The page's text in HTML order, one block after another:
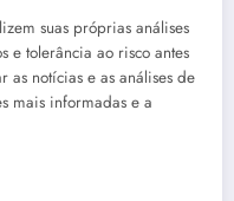
suas próprias análises
e tolerância ao risco antes
notícias e as análises de
mais informadas e a